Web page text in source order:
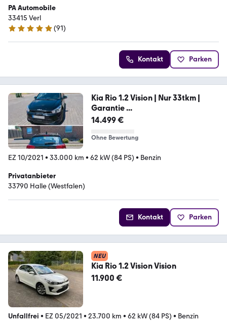
PA Automobile
33415 Verl
5 Sterne
(91)
Kontakt Parken
Kia Rio 1.2 Vision | Nur 33tkm |
Garantie ...
14.499 €
Ohne Bewertung
EZ 10/2021 • 33.000 km • 62 kW (84 PS) • Benzin
Privatanbieter
33790 Halle (Westfalen)
Kontakt Parken
NEU
Kia Rio 1.2 Vision Vision
11.900 €
Unfallfrei • EZ 05/2021 • 23.700 km • 62 kW (84 PS) • Benzin